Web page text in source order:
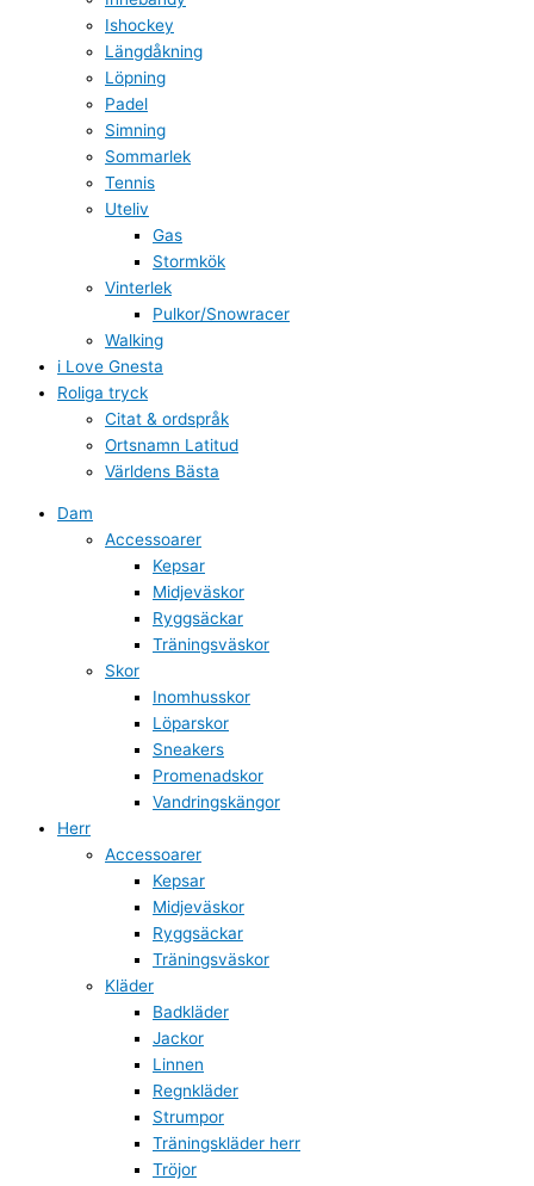
Ishockey
Längdåkning
Löpning
Padel
Simning
Sommarlek
Tennis
Uteliv
Gas
Stormkök
Vinterlek
Pulkor/Snowracer
Walking
i Love Gnesta
Roliga tryck
Citat & ordspråk
Ortsnamn Latitud
Världens Bästa
Dam
Accessoarer
Kepsar
Midjeväskor
Ryggsäckar
Träningsväskor
Skor
Inomhusskor
Löparskor
Sneakers
Promenadskor
Vandringskängor
Herr
Accessoarer
Kepsar
Midjeväskor
Ryggsäckar
Träningsväskor
Kläder
Badkläder
Jackor
Linnen
Regnkläder
Strumpor
Träningskläder herr
Tröjor